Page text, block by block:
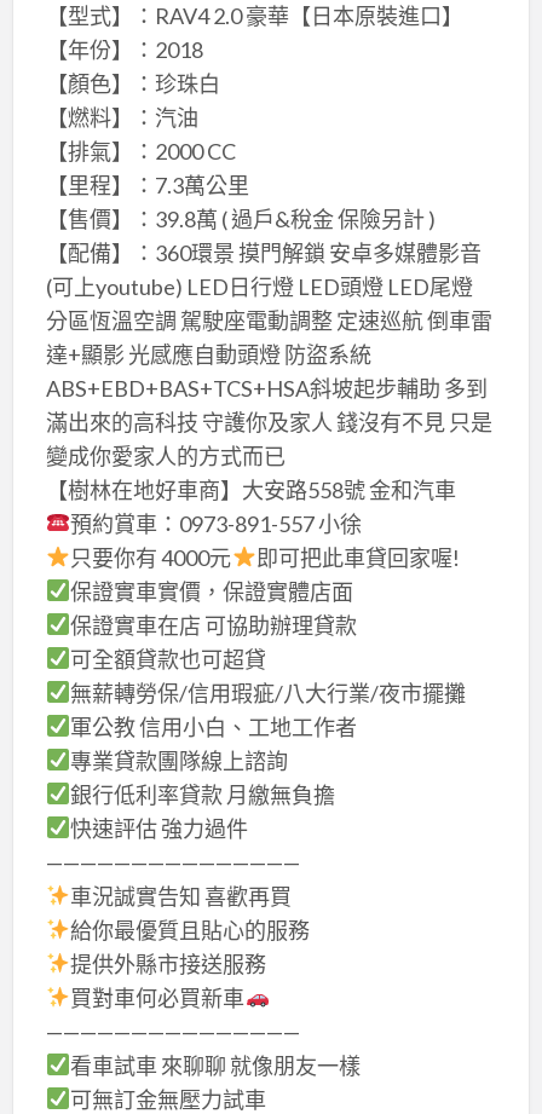
【型式】：RAV4 2.0 豪華【日本原裝進口】
【年份】：2018
【顏色】：珍珠白
【燃料】：汽油
【排氣】：2000 CC
【里程】：7.3萬公里
【售價】：39.8萬 ( 過戶&稅金 保險另計 )
【配備】：360環景 摸門解鎖 安卓多媒體影音
(可上youtube) LED日行燈 LED頭燈 LED尾燈
分區恆溫空調 駕駛座電動調整 定速巡航 倒車雷
達+顯影 光感應自動頭燈 防盜系統
ABS+EBD+BAS+TCS+HSA斜坡起步輔助 多到
滿出來的高科技 守護你及家人 錢沒有不見 只是
變成你愛家人的方式而已
【樹林在地好車商】大安路558號 金和汽車
預約賞車：0973-891-557 小徐
只要你有 4000元
即可把此車貸回家喔!
保證實車實價，保證實體店面
保證實車在店 可協助辦理貸款
可全額貸款也可超貸
無薪轉勞保/信用瑕疵/八大行業/夜市擺攤
軍公教 信用小白、工地工作者
專業貸款團隊線上諮詢
銀行低利率貸款 月繳無負擔
快速評估 強力過件
———————————————
車況誠實告知 喜歡再買
給你最優質且貼心的服務
提供外縣市接送服務
買對車何必買新車
———————————————
看車試車 來聊聊 就像朋友一樣
可無訂金無壓力試車